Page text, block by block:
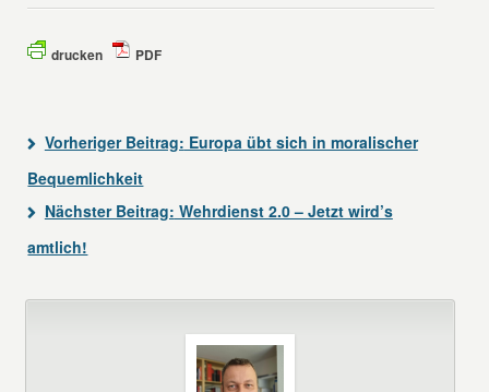
drucken PDF
Vorheriger Beitrag: Europa übt sich in moralischer
Bequemlichkeit
Nächster Beitrag: Wehrdienst 2.0 – Jetzt wird’s
amtlich!